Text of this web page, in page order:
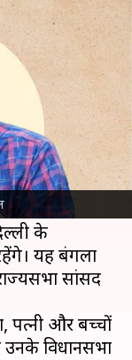
ने शुक्रवार को
में स्थित
के
यह बंगला
सांसद
पत्नी और बच्चों
विधानसभा